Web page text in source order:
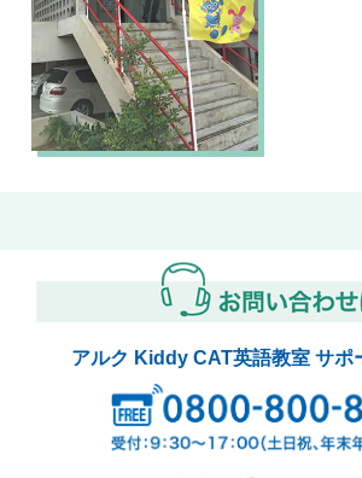
アルク Kiddy CAT英語教室 サポ